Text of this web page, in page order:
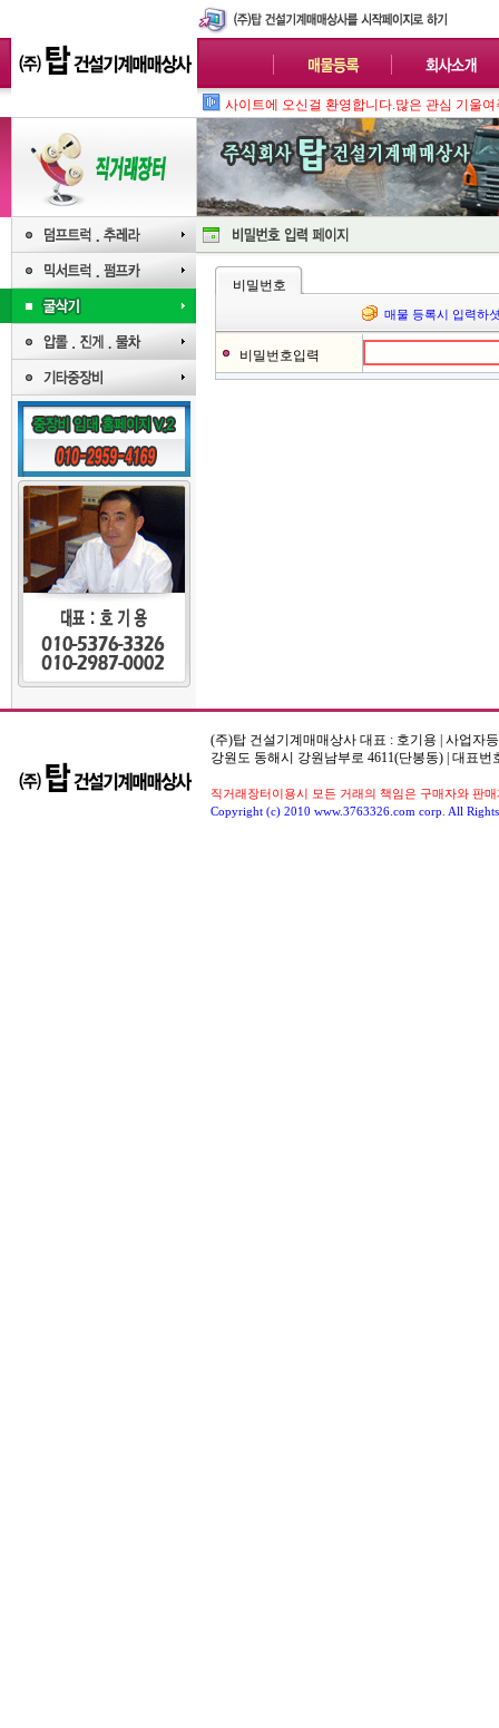
사이트에 오신걸 환영합니다.많은 관심 기울
비밀번호
매물 등록시 입력하
비밀번호입력
(주)탑 건설기계매매상사 대표 : 호기용 | 사업자
강원도 동해시 강원남부로 4611(단봉동) | 대표번
직거래장터이용시 모든 거래의 책임은 구매자와 판
Copyright (c) 2010 www.3763326.com corp. All Rights